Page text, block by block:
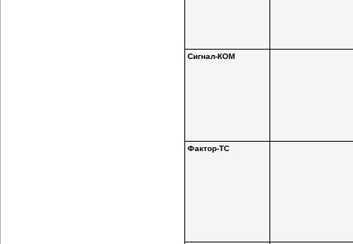
Сигнал-КОМ
Фактор-ТС